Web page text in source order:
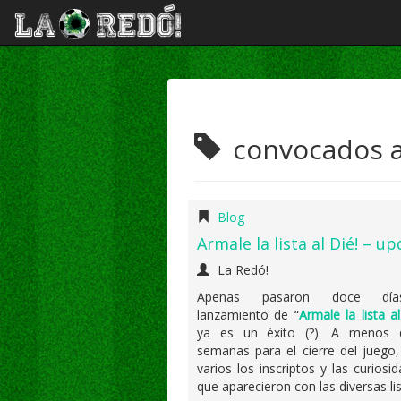
convocados
Blog
Armale la lista al Dié! –
La Redó!
Apenas pasaron doce
lanzamiento de “Armale la lista
ya es un éxito (?). A menos
semanas para el cierre del
varios los inscriptos y las
que aparecieron con las diversas